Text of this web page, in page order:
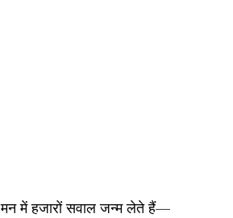
में हजारों सवाल जन्म लेते हैं—